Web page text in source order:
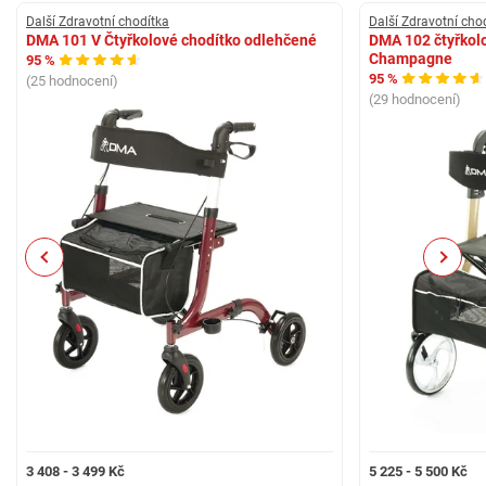
nafukovací
Velikost zadních kol [cm]
30
Typ obutí zadních kol
Výška postavy [cm]
Hmotnost [kg]
9,45
Nosnost [kg]
Další Zdravotní chodítka
DMA 101 V Čtyřkolové chodítko odlehčené
95 %
(25 hodnocení)
3 408 - 3 499 Kč
Další Zdravotní
DMA 102
Champagne
95 %
(29 hodnocení)
5 225 - 5 500 Kč
Previous Next